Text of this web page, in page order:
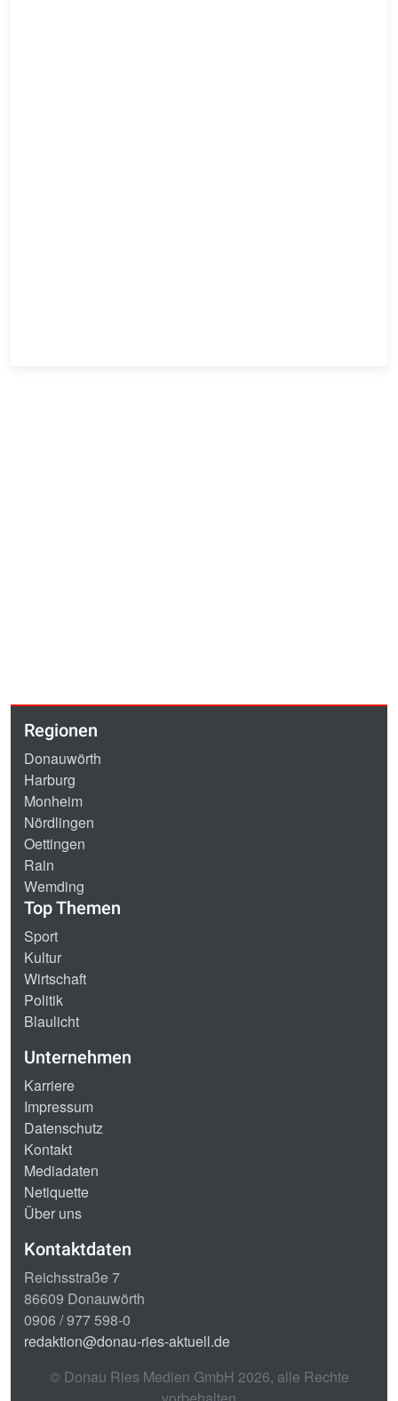
Regionen
Donauwörth
Harburg
Monheim
Nördlingen
Oettingen
Rain
Wemding
Top Themen
Sport
Kultur
Wirtschaft
Politik
Blaulicht
Unternehmen
Karriere
Impressum
Datenschutz
Kontakt
Mediadaten
Netiquette
Über uns
Kontaktdaten
Reichsstraße 7
86609 Donauwörth
0906 / 977 598-0
redaktion@donau-ries-aktuell.de
© Donau Ries Medien GmbH 2026, alle Rechte